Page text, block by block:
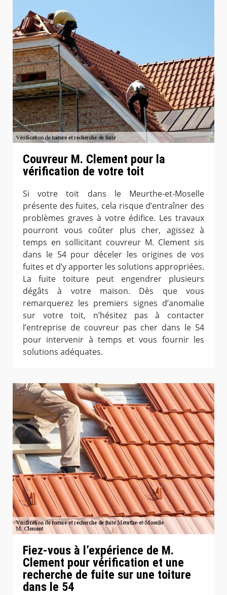
Couvreur M. Clement pour la
vérification de votre toit
Si votre toit dans le Meurthe-et-Moselle
présente des fuites, cela risque d’entraîner des
problèmes graves à votre édifice. Les travaux
pourront vous coûter plus cher, agissez à
temps en sollicitant couvreur M. Clement sis
dans le 54 pour déceler les origines de vos
fuites et d’y apporter les solutions appropriées.
La fuite toiture peut engendrer plusieurs
dégâts à votre maison. Dès que vous
remarquerez les premiers signes d’anomalie
sur votre toit, n’hésitez pas à contacter
l’entreprise de couvreur pas cher dans le 54
pour intervenir à temps et vous fournir les
solutions adéquates.
Fiez-vous à l’expérience de M.
Clement pour vérification et une
recherche de fuite sur une toiture
dans le 54